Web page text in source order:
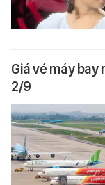
Giá vé máy
2/9